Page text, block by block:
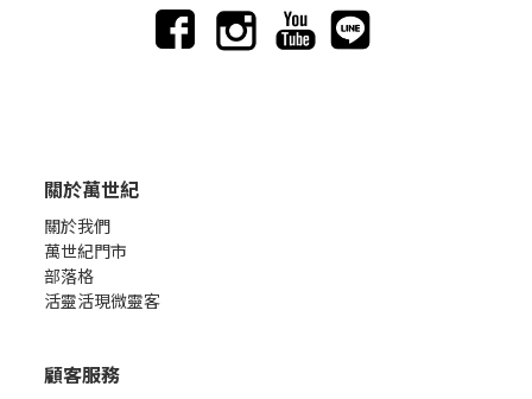
關於萬世紀
關於我們
萬世紀門市
部落格
活靈活現微靈客
顧客服務